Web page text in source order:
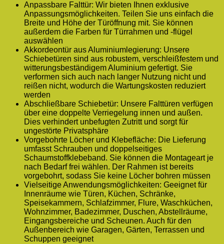
Anpassbare Falttür: Wir bieten Ihnen exklusive
Anpassungsmöglichkeiten. Teilen Sie uns einfach die
Breite und Höhe der Türöffnung mit. Sie können
außerdem die Farben für Türrahmen und -flügel
auswählen
Akkordeontür aus Aluminiumlegierung: Unsere
Schiebetüren sind aus robustem, verschleißfestem und
witterungsbeständigem Aluminium gefertigt. Sie
verformen sich auch nach langer Nutzung nicht und
reißen nicht, wodurch die Wartungskosten reduziert
werden
Abschließbare Schiebetür: Unsere Falttüren verfügen
über eine doppelte Verriegelung innen und außen.
Dies verhindert unbefugten Zutritt und sorgt für
ungestörte Privatsphäre
Vorgebohrte Löcher und Klebefläche: Die Lieferung
umfasst Schrauben und doppelseitiges
Schaumstoffklebeband. Sie können die Montageart je
nach Bedarf frei wählen. Der Rahmen ist bereits
vorgebohrt, sodass Sie keine Löcher bohren müssen
Vielseitige Anwendungsmöglichkeiten: Geeignet für
Innenräume wie Türen, Küchen, Schränke,
Speisekammern, Schlafzimmer, Flure, Waschküchen,
Wohnzimmer, Badezimmer, Duschen, Abstellräume,
Eingangsbereiche und Scheunen. Auch für den
Außenbereich wie Garagen, Gärten, Terrassen und
Schuppen geeignet